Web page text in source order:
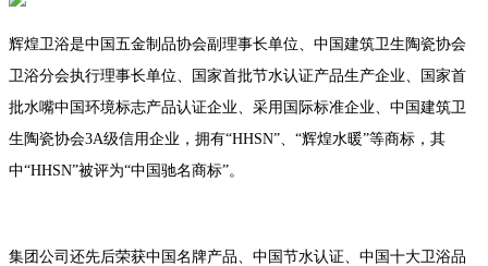
辉煌卫浴是中国五金制品协会副理事长单位、中国建筑卫生陶瓷协会
卫浴分会执行理事长单位、国家首批节水认证产品生产企业、国家首
批水嘴中国环境标志产品认证企业、采用国际标准企业、中国建筑卫
生陶瓷协会3A级信用企业，拥有“HHSN”、“辉煌水暖”等商标，其
中“HHSN”被评为“中国驰名商标”。
集团公司还先后荣获中国名牌产品、中国节水认证、中国十大卫浴品